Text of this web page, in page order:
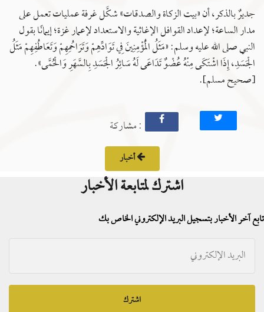
جديرٌ بالذكر، أن «بيت الزكاة والصدقات» شكَّل غرفة عمليات تعمل على
مدار الساعة؛ لإعداد القوافل الإغاثية والاستعداد لإعمار غزة؛ إيمانًا بقول
النبي صلى الله عليه وسلم: «‌مَثَلُ ‌الْمُؤْمِنِينَ ‌فِي ‌تَوَادِّهِمْ وَتَرَاحُمِهِمْ وَتَعَاطُفِهِمْ مَثَلُ
الْجَسَدِ، إِذَا اشْتَكَى مِنْهُ عُضْوٌ تَدَاعَى لَهُ سَائِرُ الْجَسَدِ بِالسَّهَرِ وَالْحُمَّى».
[صحيح مسلم].
: مشاركة
أخبار
اشترك لمتابعة الأخبار
تابع آخر الأخبار بتسجيل البريد الإلكتروني الخاص بك
اشترك